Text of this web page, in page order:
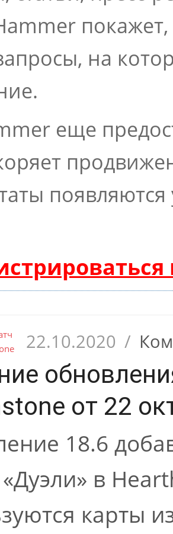
покажет,
на
еще
22.10.2020 /
от 22
18.6
в
карты